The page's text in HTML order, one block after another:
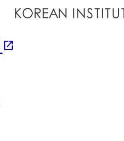
open_in_new